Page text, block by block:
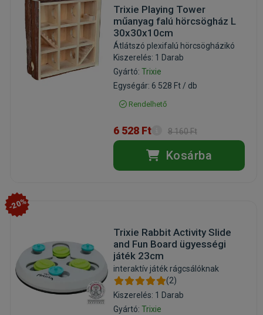
Trixie Playing Tower
műanyag falú hörcsögház L
30x30x10cm
Átlátszó plexifalú hörcsögházikó
Kiszerelés: 1 Darab
Gyártó: Trixie
Egységár: 6 528 Ft / db
Rendelhető
6 528 Ft 8 160 Ft
Kosárba
-20%
Trixie Rabbit Activity Slide
and Fun Board ügyességi
játék 23cm
interaktív játék rágcsálóknak
(2)
Kiszerelés: 1 Darab
Gyártó: Trixie